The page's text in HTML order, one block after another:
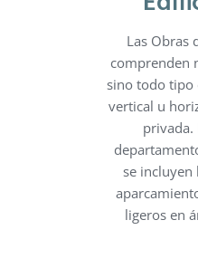
Las Obras
comprenden
sino todo tipo
vertical u
privada.
se incluyen
ligeros en